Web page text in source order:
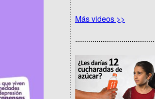
Más videos >>